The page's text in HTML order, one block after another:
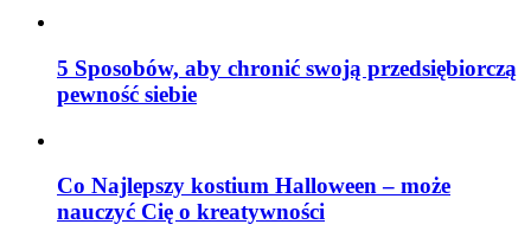
5 Sposobów, aby chronić swoją przedsiębiorczą
pewność siebie
Co Najlepszy kostium Halloween – może
nauczyć Cię o kreatywności